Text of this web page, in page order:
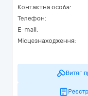
Контактна особа:
Телефон:
E-mail:
Місцезнаходження:
Витяг